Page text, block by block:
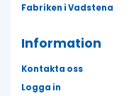
Fabriken i Vadstena
Information
Kontakta oss
Logga in